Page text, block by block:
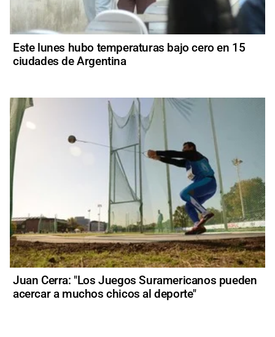
Este lunes hubo temperaturas bajo cero en 15
ciudades de Argentina
Juan Cerra: "Los Juegos Suramericanos pueden
acercar a muchos chicos al deporte"